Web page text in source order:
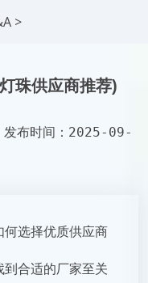
>
珠供应商推荐)
发布时间：2025-09-
选择优质供应商
合适的厂家至关